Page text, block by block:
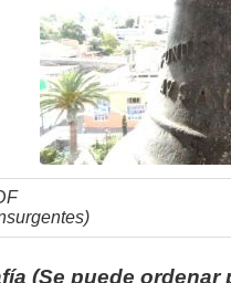
(Se puede